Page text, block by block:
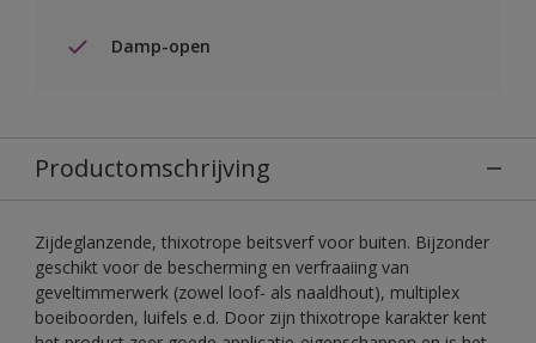
Damp-open
Productomschrijving
Zijdeglanzende, thixotrope beitsverf voor buiten. Bijzonder
geschikt voor de bescherming en verfraaiing van
geveltimmerwerk (zowel loof- als naaldhout), multiplex
boeiboorden, luifels e.d. Door zijn thixotrope karakter kent